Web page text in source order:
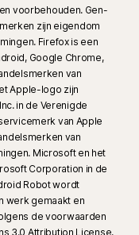
voorbehouden. Gen-
zijn eigendom
Firefox is een
Google Chrome,
van
Apple-logo zijn
in de Verenigde
van Apple
van
Microsoft en het
Corporation in de
Robot wordt
werk gemaakt en
de voorwaarden
3.0 Attribution License.